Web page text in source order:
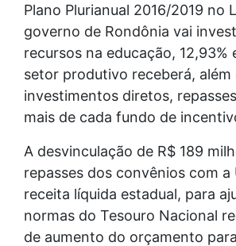
Plano Plurianual 2016/2019 no
governo de Rondônia vai
recursos na educação, 12,93%
setor produtivo receberá, além
investimentos diretos,
mais de cada fundo de
A desvinculação de R$ 189
repasses dos convênios com a
receita líquida estadual, para
normas do Tesouro Nacional
de aumento do orçamento para